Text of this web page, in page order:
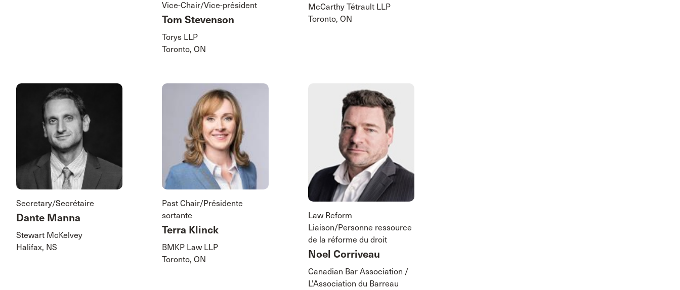
Vice-Chair/Vice-président
Tom Stevenson
Torys LLP
Toronto, ON
McCarthy Tétrault LLP
Toronto, ON
Secretary/Secrétaire
Dante Manna
Stewart McKelvey
Halifax, NS
Past Chair/Présidente
sortante
Terra Klinck
BMKP Law LLP
Toronto, ON
Law Reform
Liaison/Personne ressource
de la réforme du droit
Noel Corriveau
Canadian Bar Association /
L'Association du Barreau